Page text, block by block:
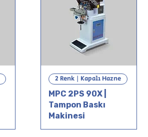
2 Renk | Kapalı Hazne
MPC 2PS 90X |
Tampon Baskı
Makinesi